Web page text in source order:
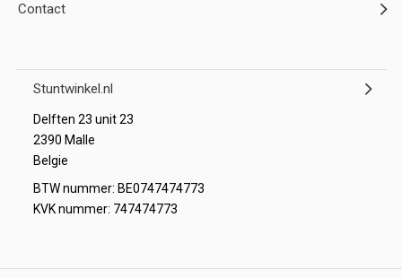
Contact
Stuntwinkel.nl
Delften 23 unit 23
2390 Malle
Belgie
BTW nummer: BE0747474773
KVK nummer: 747474773